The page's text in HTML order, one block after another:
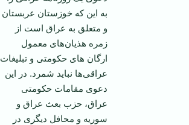
به اين که خوزستان عربستان
و متعلق به عراق است از
زمره هذيان‌های معمول
ارگان های حکومتی و تبليغات
عراقی‌ها نبايد شمرد. در اين
دعوی مقامات حکومتی
عراق، حزب بعث عراق و
سوريه و محافل ديگری در